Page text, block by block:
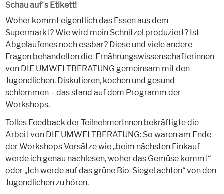
Schau auf´s Etikett!
Woher kommt eigentlich das Essen aus dem
Supermarkt? Wie wird mein Schnitzel produziert? Ist
Abgelaufenes noch essbar? Diese und viele andere
Fragen behandelten die Ernährungswissenschafterinnen
von DIE UMWELTBERATUNG gemeinsam mit den
Jugendlichen. Diskutieren, kochen und gesund
schlemmen – das stand auf dem Programm der
Workshops.
Tolles Feedback der TeilnehmerInnen bekräftigte die
Arbeit von DIE UMWELTBERATUNG: So waren am Ende
der Workshops Vorsätze wie „beim nächsten Einkauf
werde ich genau nachlesen, woher das Gemüse kommt“
oder „Ich werde auf das grüne Bio-Siegel achten“ von den
Jugendlichen zu hören.